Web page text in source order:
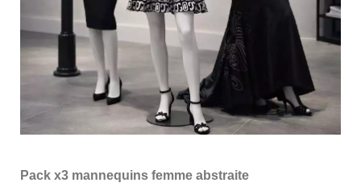
Pack x3 mannequins femme abstraite